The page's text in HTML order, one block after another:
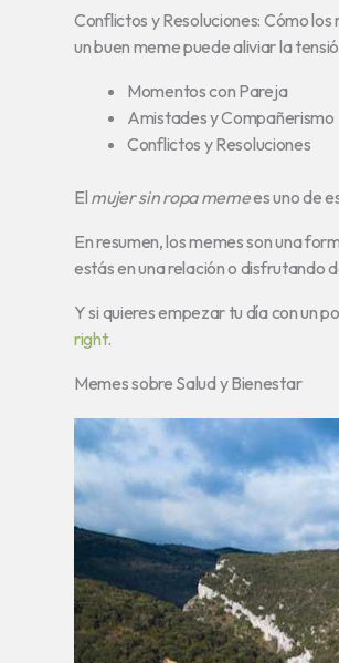
Conflictos y Resoluciones: Cómo
un buen meme puede aliviar la
Momentos con Pareja
Amistades y Compañerismo
Conflictos y Resoluciones
El mujer sin ropa memees uno de
En resumen, los memes son una
estás en una relación o disfrutando
Y si quieres empezar tu día con un
right.
Memes sobre Salud y Bienestar